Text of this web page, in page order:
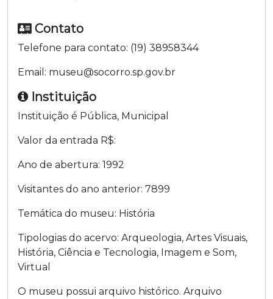
Contato
Telefone para contato: (19) 38958344
Email: museu@socorro.sp.gov.br
Instituição
Instituição é Pública, Municipal
Valor da entrada R$:
Ano de abertura: 1992
Visitantes do ano anterior: 7899
Temática do museu: História
Tipologias do acervo: Arqueologia, Artes Visuais,
História, Ciência e Tecnologia, Imagem e Som,
Virtual
O museu possui arquivo histórico. Arquivo